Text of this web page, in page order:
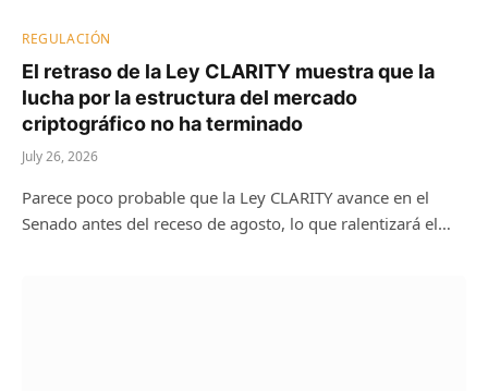
REGULACIÓN
El retraso de la Ley CLARITY muestra que la
lucha por la estructura del mercado
criptográfico no ha terminado
July 26, 2026
Parece poco probable que la Ley CLARITY avance en el
Senado antes del receso de agosto, lo que ralentizará el…